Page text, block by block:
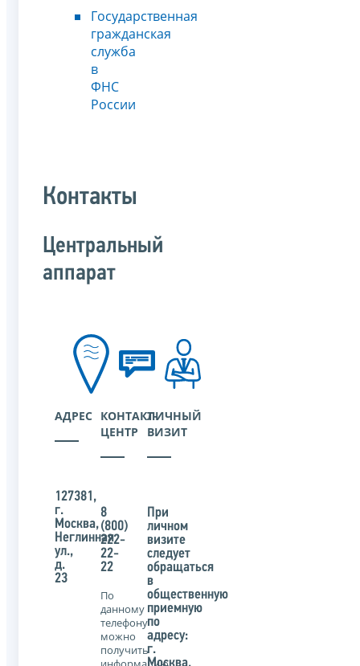
Государственная
гражданская
служба
в
ФНС
России
Контакты
Центральный
аппарат
АДРЕС
127381,
г.
Москва,
Неглинная
ул.,
д.
23
КОНТАКТ-
ЦЕНТР
8
(800)
222-
22-
22
По
данному
телефону
можно
получить
ЛИЧНЫЙ
ВИЗИТ
При
личном
визите
следует
обращаться
в
общественную
приемную
по
адресу:
г.
Москва,